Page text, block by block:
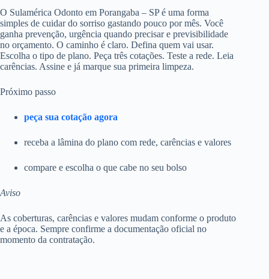
O Sulamérica Odonto em Porangaba – SP é uma forma
simples de cuidar do sorriso gastando pouco por mês. Você
ganha prevenção, urgência quando precisar e previsibilidade
no orçamento. O caminho é claro. Defina quem vai usar.
Escolha o tipo de plano. Peça três cotações. Teste a rede. Leia
carências. Assine e já marque sua primeira limpeza.
Próximo passo
peça sua cotação agora
receba a lâmina do plano com rede, carências e valores
compare e escolha o que cabe no seu bolso
Aviso
As coberturas, carências e valores mudam conforme o produto
e a época. Sempre confirme a documentação oficial no
momento da contratação.